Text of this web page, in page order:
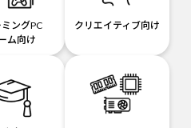
ングPC
ム向け
クリエイティブ向け